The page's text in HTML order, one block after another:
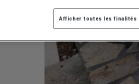
Afficher toutes les finalités